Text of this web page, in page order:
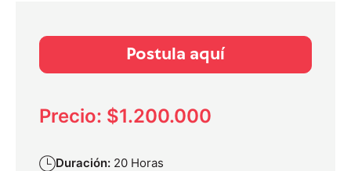
Postula aquí
Precio: $1.200.000
Duración: 20 Horas